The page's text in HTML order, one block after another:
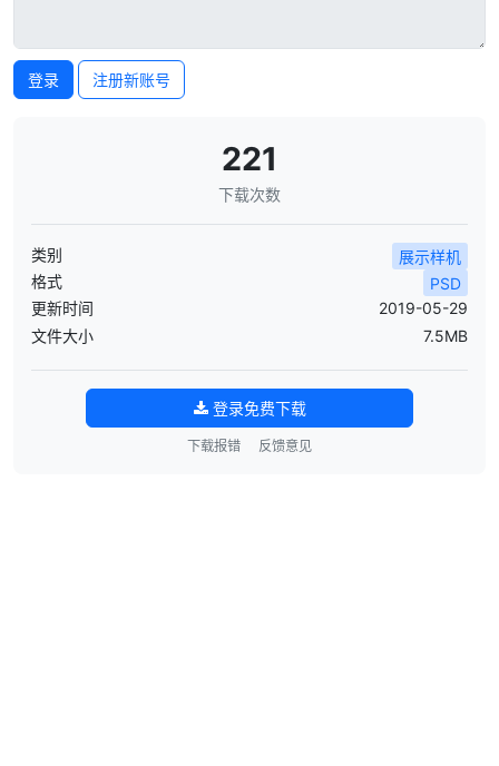
登录 注册新账号
221
下载次数
类别
展示样机
格式
PSD
更新时间
2019-05-29
文件大小
7.5MB
登录免费下载
下载报错 反馈意见